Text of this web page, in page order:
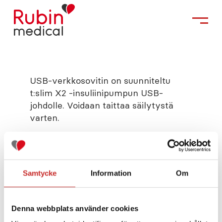
Samtycke Information Om
Denna webbplats använder cookies
USB-verkkosovitin on suunniteltu
t:slim X2 -insuliinipumpun USB-
johdolle. Voidaan taittaa säilytystä
varten.
Tuotenumero: